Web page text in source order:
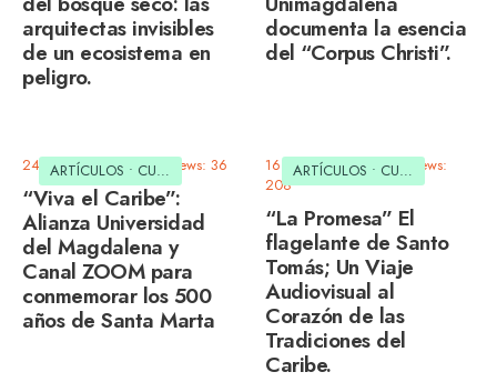
arquitectas invisibles
de un ecosistema en
peligro.
documenta la esencia
del “Corpus Christi”.
ARTÍCULOS • CULTURAL
24 de abril de 2025 Views: 36
“Viva el Caribe”:
Alianza Universidad
del Magdalena y
Canal ZOOM para
conmemorar los 500
años de Santa Marta
ARTÍCULOS • CULTURAL
16 de abril de 2025 •
Views:
208
“La Promesa” El
flagelante de Santo
Tomás; Un Viaje
Audiovisual al
Corazón de las
Tradiciones del
Caribe.